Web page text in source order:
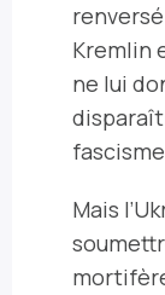
Kremlin
ne lui
Mais